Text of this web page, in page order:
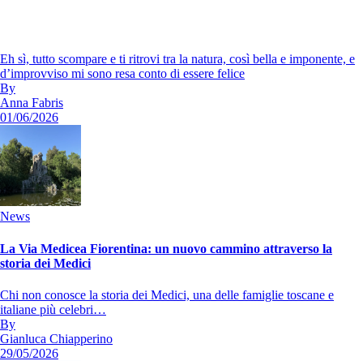
Eh sì, tutto scompare e ti ritrovi tra la natura, così bella e imponente, e
d’improvviso mi sono resa conto di essere felice
By
Anna Fabris
01/06/2026
News
La Via Medicea Fiorentina: un nuovo cammino attraverso la
storia dei Medici
Chi non conosce la storia dei Medici, una delle famiglie toscane e
italiane più celebri…
By
Gianluca Chiapperino
29/05/2026